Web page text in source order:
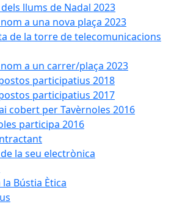
dels llums de Nadal 2023
a una nova plaça 2023
de la torre de telecomunicacions
a un carrer/plaça 2023
participatius 2018
participatius 2017
cobert per Tavèrnoles 2016
participa 2016
la seu electrònica
la Bústia Ètica